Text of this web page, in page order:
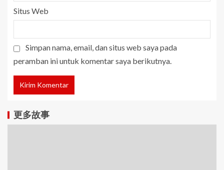
Situs Web
Simpan nama, email, dan situs web saya pada
peramban ini untuk komentar saya berikutnya.
更多故事